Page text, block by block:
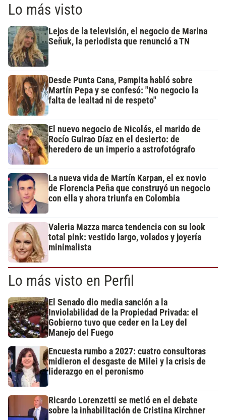
Lo más visto
Lejos de la televisión, el negocio de Marina
Señuk, la periodista que renunció a TN
Desde Punta Cana, Pampita habló sobre
Martín Pepa y se confesó: "No negocio la
falta de lealtad ni de respeto"
El nuevo negocio de Nicolás, el marido de
Rocío Guirao Díaz en el desierto: de
heredero de un imperio a astrofotógrafo
La nueva vida de Martín Karpan, el ex novio
de Florencia Peña que construyó un negocio
con ella y ahora triunfa en Colombia
Valeria Mazza marca tendencia con su look
total pink: vestido largo, volados y joyería
minimalista
Lo más visto en Perfil
El Senado dio media sanción a la
Inviolabilidad de la Propiedad Privada: el
Gobierno tuvo que ceder en la Ley del
Manejo del Fuego
Encuesta rumbo a 2027: cuatro consultoras
midieron el desgaste de Milei y la crisis de
liderazgo en el peronismo
Ricardo Lorenzetti se metió en el debate
sobre la inhabilitación de Cristina Kirchner